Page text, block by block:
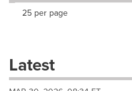
Making
dropdown
will
Items per page:
25 per page
Latest